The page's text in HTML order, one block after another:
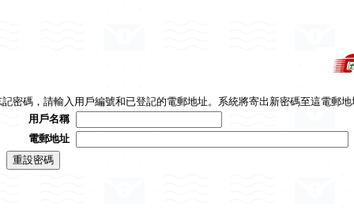
記密碼，請輸入用戶編號和已登記的電郵地址。系統將寄出新密碼至這電郵地
用戶名稱
電郵地址